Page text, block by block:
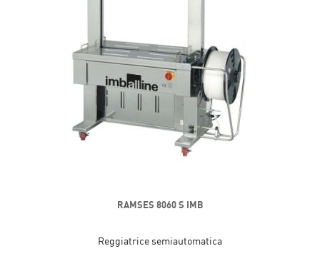
RAMSES 8060 S IMB
Reggiatrice semiautomatica